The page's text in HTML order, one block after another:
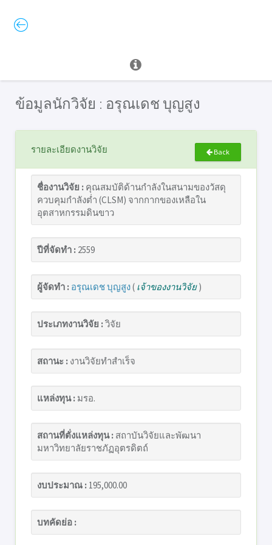
ข้อมูลนักวิจัย : อรุณเดช บุญสูง
รายละเอียดงานวิจัย Back
ชื่องานวิจัย : คุณสมบัติด้านกำลังในสนามของวัสดุ
ควบคุมกำลังต่ำ (CLSM) จากกากของเหลือใน
อุตสาหกรรมดินขาว
ปีที่จัดทำ : 2559
ผู้จัดทำ : อรุณเดช บุญสูง( เจ้าของงานวิจัย)
ประเภทงานวิจัย :วิจัย
สถานะ : งานวิจัยทำสำเร็จ
แหล่งทุน : มรอ.
สถานที่ตั่งแหล่งทุน : สถาบันวิจัยและพัฒนา
มหาวิทยาลัยราชภัฏอุตรดิตถ์
งบประมาณ : 195,000.00
บทคัดย่อ :